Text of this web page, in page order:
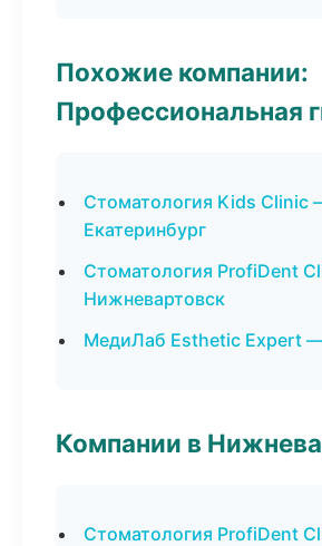
Похожие компании:
Профессиональная
Стоматология Kids Clinic
Екатеринбург
Стоматология ProfiDent
Нижневартовск
МедиЛаб Esthetic Expert
Компании в
Стоматология ProfiDent